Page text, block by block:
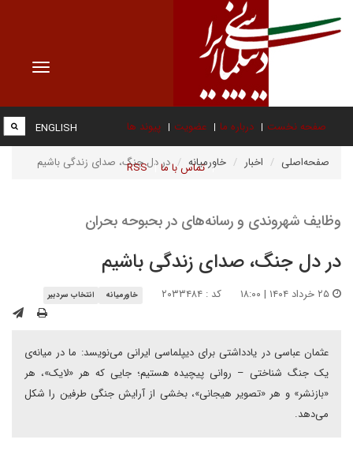
Toggle
صفحه نخست درباره ما عضویت پیوند ها
تماس با ما RSS
ENGLISH
صفحه‌اصلی اخبار خاورمیانه در دل جنگ، صدای زندگی باشیم
وظایف شهروندی و رسانه‌های در بحبوحه بحران
در دل جنگ، صدای زندگی باشیم
کد : ۲۰۳۳۴۸۴ خاورمیانه انتخاب سردبیر
عثمان عباسی در یادداشتی برای دیپلماسی ایرانی می‌نویسد: ما در میانه‌ی
یک جنگ شناختی – روانی پیچیده هستیم؛ جایی که هر «لایک»، هر
«بازنشر» و هر «تصویر هیجانی»، بخشی از آرایش جنگی طرفین را شکل
می‌دهد.